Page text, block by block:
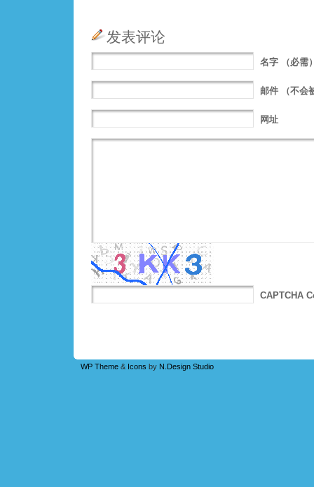
发表评论
名字 （必需
邮件 （不会
网址
CAPTCHA
WP Theme & Icons by N.Design Studio